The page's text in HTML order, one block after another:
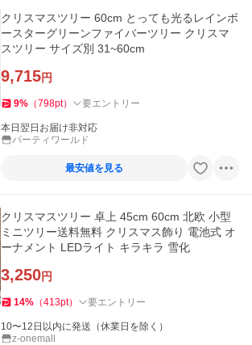
クリスマスツリー 60cm とっても光るレインボ
ースターグリーンファイバーツリー クリスマ
スツリー サイズ別 31~60cm
9,715円
9% （798pt） 要エントリー
本日翌日お届け非対応
パーティワールド
最安値を見る
クリスマスツリー 卓上 45cm 60cm 北欧 小型
ミニツリー送料無料 クリスマス飾り 電池式 オ
ーナメント LEDライト キラキラ 雪化
3,250円
14% （413pt） 要エントリー
10〜12日以内に発送（休業日を除く）
z-onemall